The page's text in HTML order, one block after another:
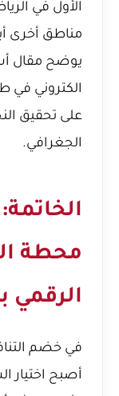
الأول في
مناطق أخرى
يوضح مقال
الكتروني في
على تحقيق
الجغرافي.
محطة
الرقمي
في خضم
أصبح اختيار